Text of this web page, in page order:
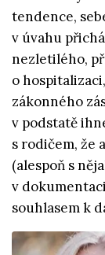
tendence,
v úvahu
nezletilého,
o
zákonného
v podstatě
s rodičem, že
(alespoň s
v
souhlasem k